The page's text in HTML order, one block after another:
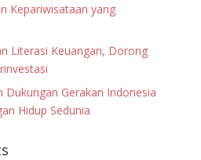
Kepariwisataan yang
Literasi Keuangan, Dorong
Dukungan Gerakan Indonesia
Hidup Sedunia